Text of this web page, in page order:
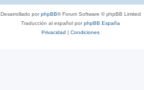
Desarrollado porphpBB® Forum Software © phpBB Limited
Traducción al español porphpBB España
Privacidad | Condiciones